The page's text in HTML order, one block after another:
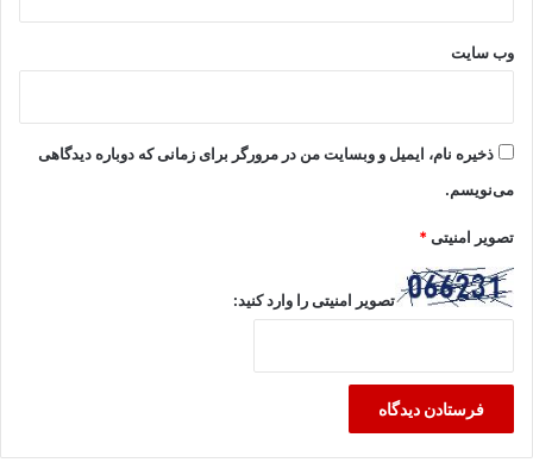
وب‌ سایت
ذخیره نام، ایمیل و وبسایت من در مرورگر برای زمانی که دوباره دیدگاهی
می‌نویسم.
تصویر امنیتی*
تصویر امنیتی را وارد کنید: